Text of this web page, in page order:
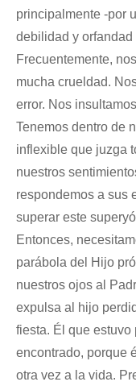
principalmente -por
debilidad y orfandad
Frecuentemente,
mucha crueldad.
error. Nos
Tenemos dentro de
inflexible que juzga
nuestros
respondemos a sus
superar este
Entonces,
parábola del Hijo
nuestros ojos al
expulsa al hijo
fiesta. Él que estuvo
encontrado, porque
otra vez a la vida.